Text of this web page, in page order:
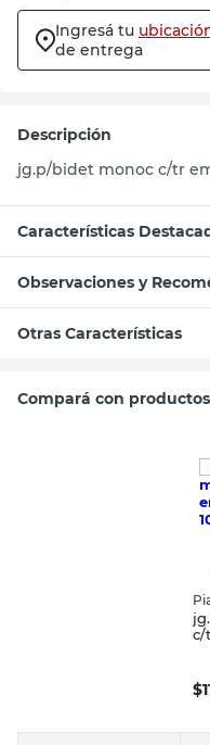
Ingresá tu
de entrega
Descripción
jg.p/bidet monoc c/tr
Características
Observaciones y
Otras Características
Compará con
c/
$